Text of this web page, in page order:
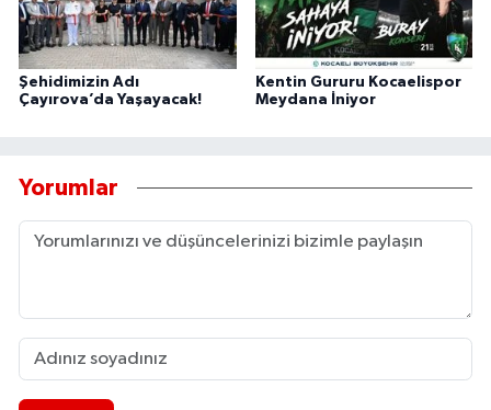
Şehidimizin Adı
Çayırova’da Yaşayacak!
Kentin Gururu Kocaelispor
Meydana İniyor
Yorumlar